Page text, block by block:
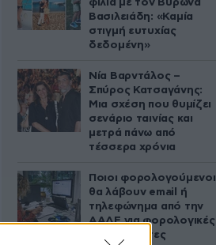
φιλιά με τον Βύρωνα
Βασιλειάδη: «Καμία
στιγμή ευτυχίας
δεδομένη»
Νία Βαρντάλος –
Σπύρος Κατσαγάνης:
Μια σχέση που θυμίζει
σενάριο ταινίας και
μετρά πάνω από
τέσσερα χρόνια
Ποιοι φορολογούμενοι
θα λάβουν email ή
τηλεφώνημα από την
ΑΑΔΕ για φορολογικές
εκκρεμότητες